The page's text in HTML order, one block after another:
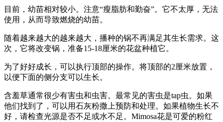
目前，幼苗相对较小。注意“瘦脂肪和勤奋”。它不太厚，无法
使用，从而导致燃烧的幼苗。
随着越来越大的越来越大，播种的锅不再满足其生长需求。这
次，它将改变锅，准备15-18厘米的花盆种植它。
为了好好成长，可以执行顶部的操作。将顶部的2厘米放置，
以便下面的侧分支可以生长。
含羞草通常很少有害虫和虫害。最常见的害虫是tap虫。如果
他们找到了，可以用石灰粉撒上预防和处理。如果植物生长不
好，请检查光源是否不足或水不足。Mimosa花是可爱的粉红